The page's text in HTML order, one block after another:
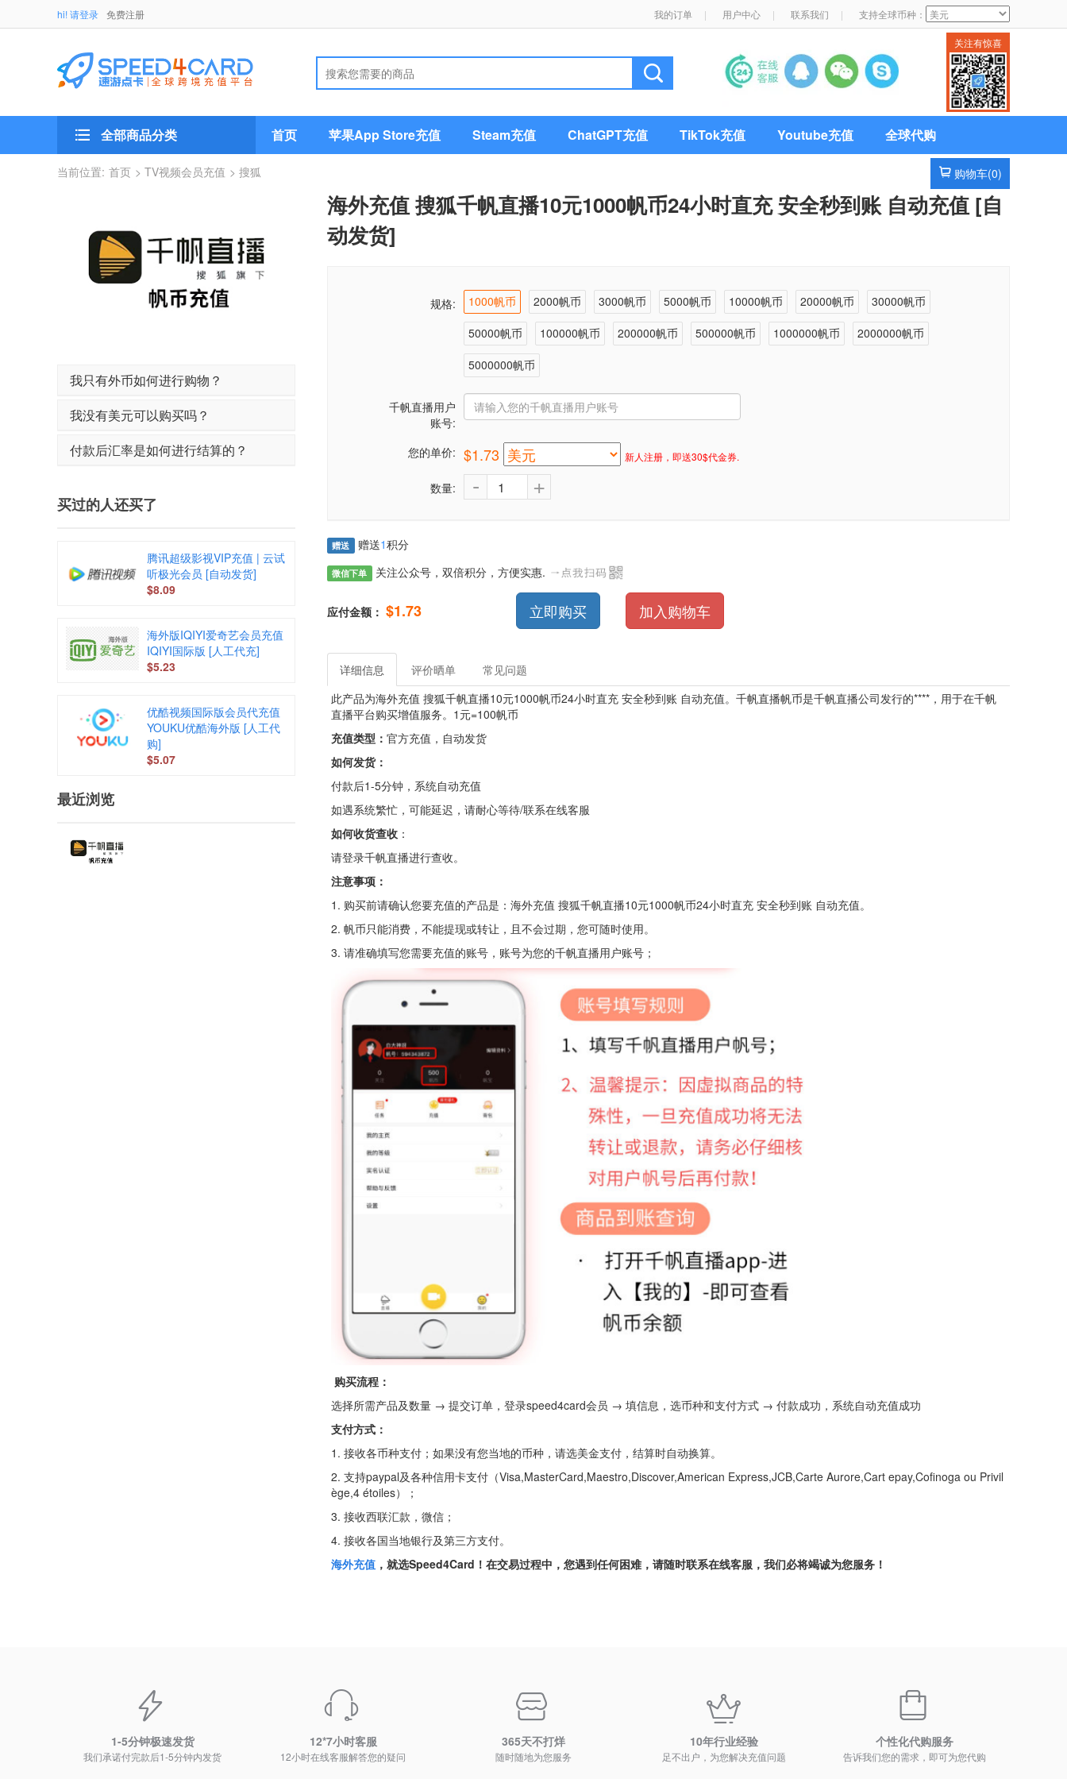
hi! 请登录 免费注册 我的订单 | 用户中心 | 联系我们 | 支持全球币种：
关注有惊喜
全部商品分类 首页 苹果App Store充值 Steam充值 ChatGPT充值 TikTok充值 Youtube充值 全球代购
购物车(0)
当前位置: 首页 > TV视频会员充值 > 搜狐
我只有外币如何进行购物？
我没有美元可以购买吗？
付款后汇率是如何进行结算的？
买过的人还买了
腾讯超级影视VIP充值 | 云试
听极光会员 [自动发货]
$8.09
海外版IQIYI爱奇艺会员充值
IQIYI国际版 [人工代充]
$5.23
优酷视频国际版会员代充值
YOUKU优酷海外版 [人工代
购]
$5.07
最近浏览
海外充值 搜狐千帆直播10元1000帆币24小时直充 安全秒到账 自动充值 [自
动发货]
规格: 1000帆币 2000帆币 3000帆币 5000帆币 10000帆币 20000帆币
30000帆币
50000帆币
100000帆币 200000帆币 500000帆币 1000000帆币
2000000帆币
5000000帆币
千帆直播用户
账号:
您的单价: $1.73 新人注册，即送30$代金券.
数量: - +
赠送 赠送1积分
微信下单 关注公众号，双倍积分，方便实惠.
应付金额： $1.73 立即购买 加入购物车
详细信息 评价晒单
常见问题
此产品为海外充值 搜狐千帆直播10元1000帆币24小时直充 安全秒到账 自动充值。千帆直播帆币是千帆直播公司发行的****，用于在千帆
直播平台购买增值服务。1元=100帆币
充值类型： 官方充值，自动发货
如何发货：
付款后1-5分钟，系统自动充值
如遇系统繁忙，可能延迟，请耐心等待/联系在线客服
如何收货查收 ：
请登录千帆直播进行查收。
注意事项：
1. 购买前请确认您要充值的产品是：海外充值 搜狐千帆直播10元1000帆币24小时直充 安全秒到账 自动充值。
2. 帆币只能消费，不能提现或转让，且不会过期，您可随时使用。
3. 请准确填写您需要充值的账号，账号为您的千帆直播用户账号；
购买流程：
选择所需产品及数量 → 提交订单，登录speed4card会员 → 填信息，选币种和支付方式 → 付款成功，系统自动充值成功
支付方式：
1. 接收各币种支付；如果没有您当地的币种，请选美金支付，结算时自动换算。
2. 支持paypal及各种信用卡支付（Visa,MasterCard,Maestro,Discover,American Express,JCB,Carte Aurore,Cart epay,Cofinoga ou Privil
ège,4 étoiles）；
3. 接收西联汇款，微信；
4. 接收各国当地银行及第三方支付。
海外充值 ，就选Speed4Card！在交易过程中，您遇到任何困难，请随时联系在线客服，我们必将竭诚为您服务！
1-5分钟极速发货
我们承诺付完款后1-5分钟内发货
12*7小时客服
12小时在线客服解答您的疑问
365天不打烊
随时随地为您服务
10年行业经验
足不出户，为您解决充值问题
个性化代购服务
告诉我们您的需求，即可为您代购